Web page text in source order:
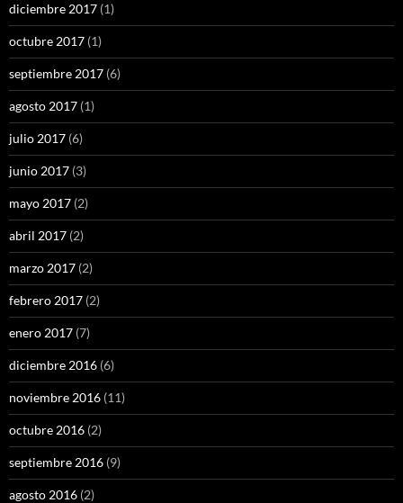
diciembre 2017 (1)
octubre 2017 (1)
septiembre 2017 (6)
agosto 2017 (1)
julio 2017 (6)
junio 2017 (3)
mayo 2017 (2)
abril 2017 (2)
marzo 2017 (2)
febrero 2017 (2)
enero 2017 (7)
diciembre 2016 (6)
noviembre 2016 (11)
octubre 2016 (2)
septiembre 2016 (9)
agosto 2016 (2)